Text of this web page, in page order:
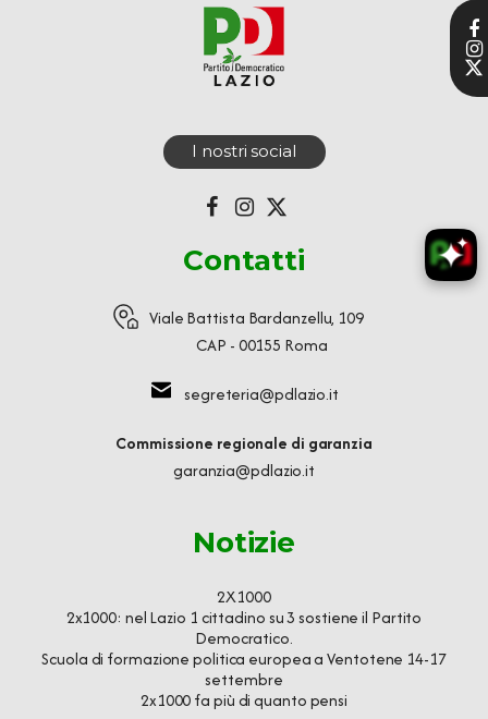
I nostri social
Contatti
Viale Battista Bardanzellu, 109
CAP - 00155 Roma
segreteria@pdlazio.it
Commissione regionale di garanzia
garanzia@pdlazio.it
Notizie
2X1000
2x1000: nel Lazio 1 cittadino su 3 sostiene il Partito
Democratico.
Scuola di formazione politica europea a Ventotene 14-17
settembre
2x1000 fa più di quanto pensi